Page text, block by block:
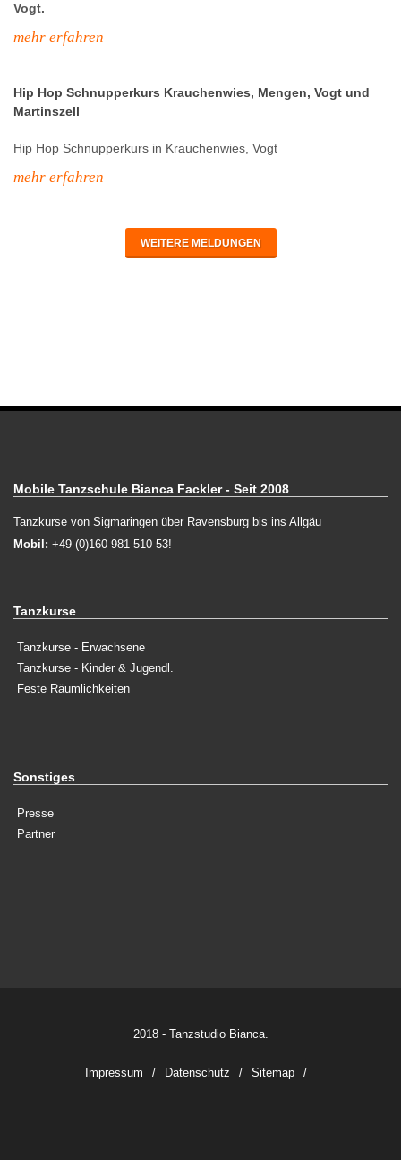
Vogt.
mehr erfahren
Hip Hop Schnupperkurs Krauchenwies, Mengen, Vogt und
Martinszell
Hip Hop Schnupperkurs in Krauchenwies, Vogt
mehr erfahren
WEITERE MELDUNGEN
Mobile Tanzschule Bianca Fackler - Seit 2008
Tanzkurse von Sigmaringen über Ravensburg bis ins Allgäu
Mobil: +49 (0)160 981 510 53!
Tanzkurse
Tanzkurse - Erwachsene
Tanzkurse - Kinder & Jugendl.
Feste Räumlichkeiten
Sonstiges
Presse
Partner
2018 - Tanzstudio Bianca.
Impressum Datenschutz Sitemap